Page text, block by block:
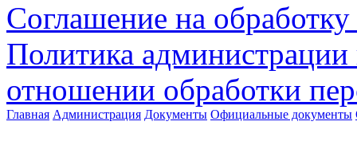
Соглашение на
Политика
отношении обработки
Главная Администрация Документы Официальные документы